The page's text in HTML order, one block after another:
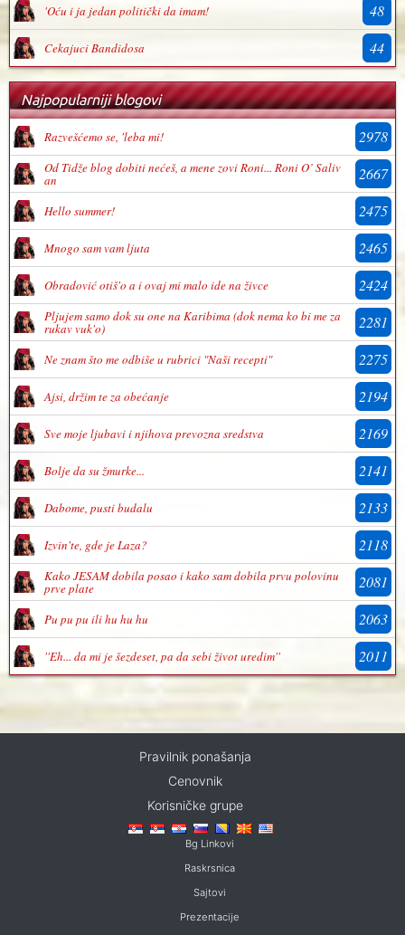
'Oću i ja jedan politički da imam! 48
Cekajuci Bandidosa 44
Najpopularniji blogovi
Razvešćemo se, 'leba mi! 2978
Od Tidže blog dobiti nećeš, a mene zovi Roni... Roni O’ Saliv
an 2667
Hello summer! 2475
Mnogo sam vam ljuta 2465
Obradović otiš'o a i ovaj mi malo ide na živce 2424
Pljujem samo dok su one na Karibima (dok nema ko bi me za
rukav vuk'o) 2281
Ne znam što me odbiše u rubrici "Naši recepti" 2275
Ajsi, držim te za obećanje 2194
Sve moje ljubavi i njihova prevozna sredstva 2169
Bolje da su žmurke... 2141
Dabome, pusti budalu 2133
Izvin'te, gde je Laza? 2118
Kako JESAM dobila posao i kako sam dobila prvu polovinu
prve plate 2081
Pu pu pu ili hu hu hu 2063
''Eh... da mi je šezdeset, pa da sebi život uredim'' 2011
Pravilnik ponašanja
Cenovnik
Korisničke grupe
Bg Linkovi
Raskrsnica
Sajtovi
Prezentacije